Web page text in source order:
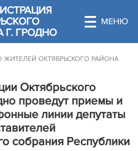
Г. ГРОДНО
ОКТЯБРЬСКОГО РАЙОНА
Октябрьского
проведут приемы и
линии депутаты
собрания Республики